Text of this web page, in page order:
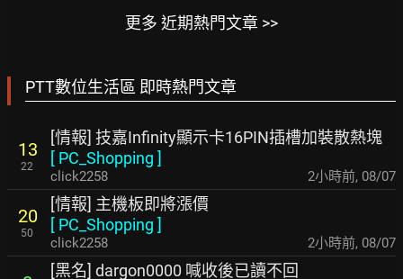
更多 近期熱門文章 >>
PTT數位生活區 即時熱門文章
13
22
[情報] 技嘉Infinity顯示卡16PIN插槽加裝散熱塊
[ PC_Shopping ]
click2258 2小時前, 08/07
20
50
[情報] 主機板即將漲價
[ PC_Shopping ]
click2258 2小時前, 08/07
[黑名] dargon0000 喊收後已讀不回